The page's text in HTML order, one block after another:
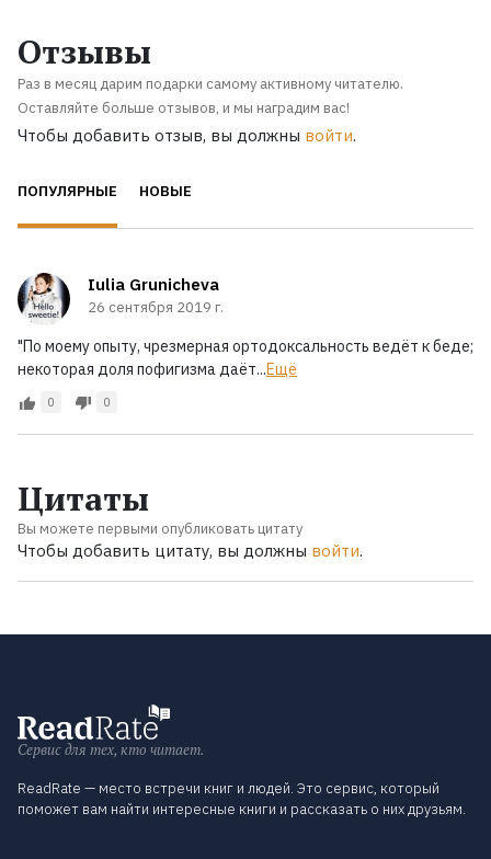
Отзывы
Раз в месяц дарим подарки самому активному читателю.
Оставляйте больше отзывов, и мы наградим вас!
Чтобы добавить отзыв, вы должны войти.
ПОПУЛЯРНЫЕ НОВЫЕ
Iulia Grunicheva
26 сентября 2019 г.
"По моему опыту, чрезмерная ортодоксальность ведёт к беде;
некоторая доля пофигизма даёт...Ещё
0 0
Цитаты
Вы можете первыми опубликовать цитату
Чтобы добавить цитату, вы должны войти.
Сервис для тех, кто читает.
ReadRate — место встречи книг и людей. Это сервис, который
поможет вам найти интересные книги и рассказать о них друзьям.